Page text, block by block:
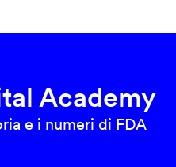
Academy
e i numeri di FDA